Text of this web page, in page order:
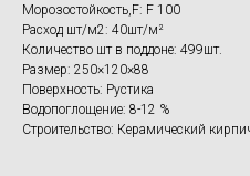
Морозостойкость,F: F 100
Расход шт/м2: 40шт/м²
Количество шт в поддоне: 499шт.
Размер: 250×120×88
Поверхность: Рустика
Водопоглощение: 8-12 %
Строительство: Керамический